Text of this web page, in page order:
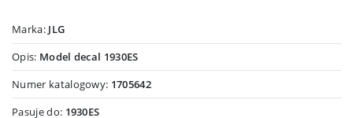
Marka: JLG
Opis: Model decal 1930ES
Numer katalogowy: 1705642
Pasuje do: 1930ES